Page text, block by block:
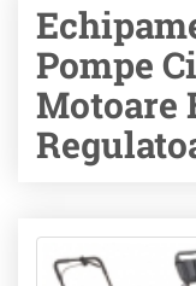
Pompe
Motoare